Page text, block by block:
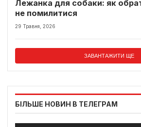
Лежанка для собаки: як
не помилитися
29 Травня, 2026
ЗАВАНТАЖИТИ ЩЕ
БІЛЬШЕ НОВИН В ТЕЛЕГРАМ